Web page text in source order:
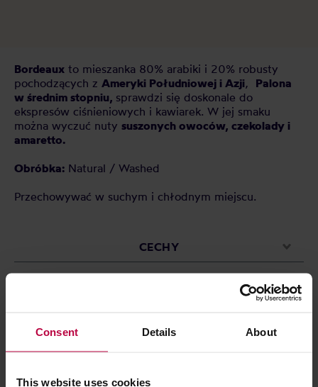
Consent Details About
This website uses cookies
Bordeaux to mieszanka 80% arabiki i 20% robusty
pochodzących z Ameryki Południowej i Azji, Palona
w średnim stopniu, sprawdzi się doskonale do
ekspresów ciśnieniowych i kawiarek. W jej smaku
można wyczuć nuty suszonych owoców, czekolady i
amaretto.
Obróbka: Natural / Washed
Przechowywać w suchym i chłodnym miejscu.
CECHY
OCENY